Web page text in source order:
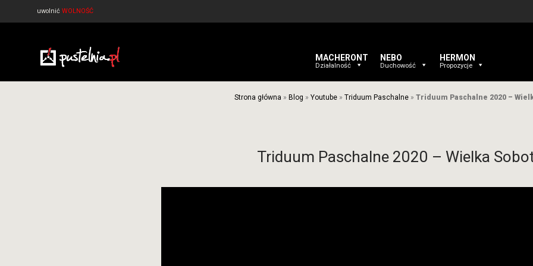
uwolnić WOLNOŚĆ
MACHERONT
Działalność
NEBO
Duchowość
HERMON
Propozycje
Strona główna » Blog » Youtube» Triduum Paschalne» Triduum Paschalne 2020 –
Triduum Paschalne 2020 – Wielka